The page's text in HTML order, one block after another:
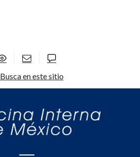
Busca en este sitio